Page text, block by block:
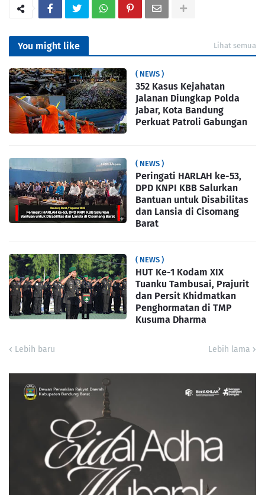
You might like Lihat semua
( NEWS )
352 Kasus Kejahatan
Jalanan Diungkap Polda
Jabar, Kota Bandung
Perkuat Patroli Gabungan
( NEWS )
Peringati HARLAH ke-53,
DPD KNPI KBB Salurkan
Bantuan untuk Disabilitas
dan Lansia di Cisomang
Barat
( NEWS )
HUT Ke-1 Kodam XIX
Tuanku Tambusai, Prajurit
dan Persit Khidmatkan
Penghormatan di TMP
Kusuma Dharma
Lebih baru Lebih lama